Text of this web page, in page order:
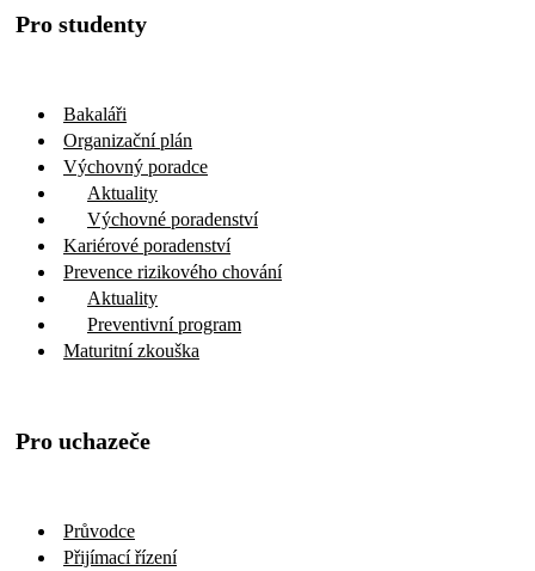
Pro studenty
Bakaláři
Organizační plán
Výchovný poradce
Aktuality
Výchovné poradenství
Kariérové poradenství
Prevence rizikového chování
Aktuality
Preventivní program
Maturitní zkouška
Pro uchazeče
Průvodce
Přijímací řízení